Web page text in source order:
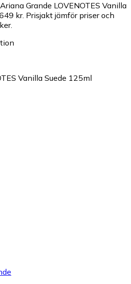
Grande LOVENOTES Vanilla
kr. Prisjakt jämför priser och
Vanilla Suede 125ml